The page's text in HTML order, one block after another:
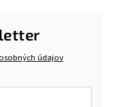
údajov